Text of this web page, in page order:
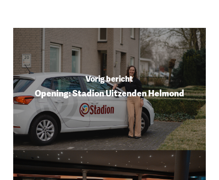
Vorig bericht
Opening: Stadion Uitzenden Helmond